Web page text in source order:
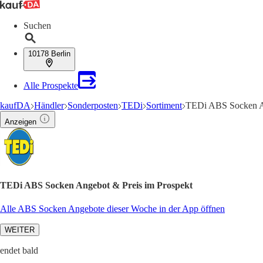
Suchen
10178 Berlin
Alle Prospekte
kaufDA Händler Sonderposten TEDi Sortiment TEDi ABS Socken
Anzeigen
TEDi ABS Socken Angebot & Preis im Prospekt
Alle ABS Socken Angebote dieser Woche in der App öffnen
WEITER
endet bald